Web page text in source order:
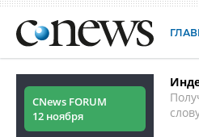
CNews FORUM
12 ноября